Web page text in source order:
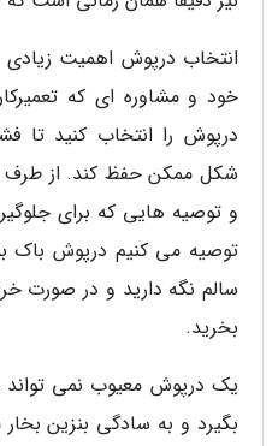
انتخاب درپوش اهمیت
خود و مشاوره ای که
درپوش را انتخاب کنید تا
شکل ممکن حفظ کند. از طرف
و توصیه هایی که برای
توصیه می کنیم درپوش باک
سالم نگه دارید و در صورت
بخرید.
یک درپوش معیوب نمی تواند
بگیرد و به سادگی بنزین